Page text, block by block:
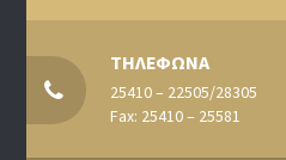
ΤΗΛΕΦΩΝΑ
25410 – 22505/28305
Fax: 25410 – 25581